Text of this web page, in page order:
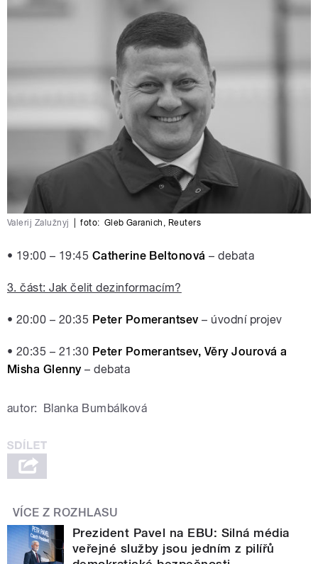
Valerij Zalužnyj foto: Gleb Garanich , Reuters
• 19:00 – 19:45 Catherine Beltonová – debata
3. část: Jak čelit dezinformacím?
• 20:00 – 20:35 Peter Pomerantsev – úvodní projev
• 20:35 – 21:30 Peter Pomerantsev, Věry Jourová a
Misha Glenny – debata
autor: Blanka Bumbálková
VÍCE Z ROZHLASU
Prezident Pavel na EBU: Silná média
veřejné služby jsou jedním z pilířů